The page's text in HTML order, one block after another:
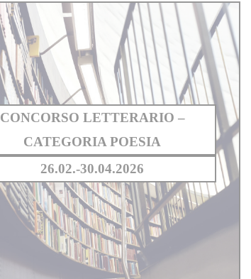
CONCORSO LETTERARIO –
CATEGORIA POESIA
26.02.-30.04.2026